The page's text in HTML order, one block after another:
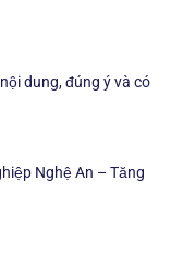
dung, đúng ý và có
Nghệ An – Tăng